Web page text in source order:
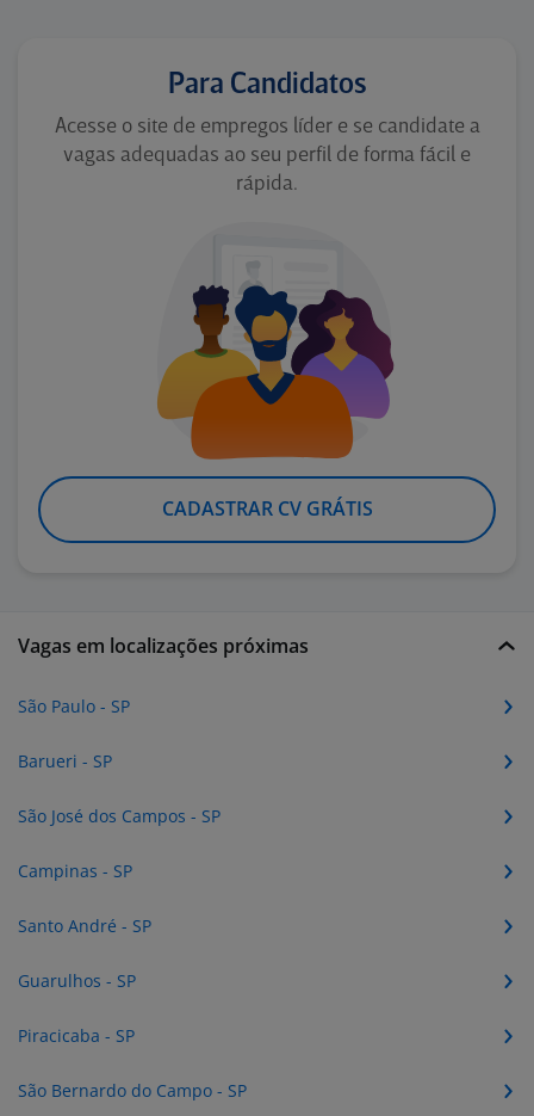
Para Candidatos
Acesse o site de empregos líder e se candidate a
vagas adequadas ao seu perfil de forma fácil e
rápida.
CADASTRAR CV GRÁTIS
Vagas em localizações próximas
São Paulo - SP
Barueri - SP
São José dos Campos - SP
Campinas - SP
Santo André - SP
Guarulhos - SP
Piracicaba - SP
São Bernardo do Campo - SP